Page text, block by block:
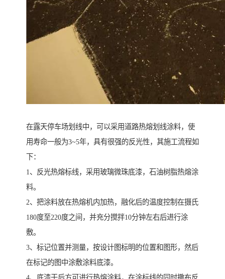
在露天停车场划线中，可以采用道路热熔划线涂料，使
用寿命一般为3~5年，具有很强的反光性，其施工流程如
下：
1、反光热熔标线，采用玻璃微珠底漆，石油树脂热熔涂
料。
2、把涂料放在热熔机内加热，融化后的温度控制在摄氏
180度至220度之间，并充分搅拌10分钟左右后进行涂
敷。
3、标记位置并测量，按设计图标明的位置和图形，然后
在标记的图中涂敷涂料底漆。